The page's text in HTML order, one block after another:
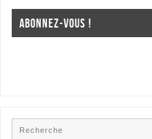
ABONNEZ-VOUS !